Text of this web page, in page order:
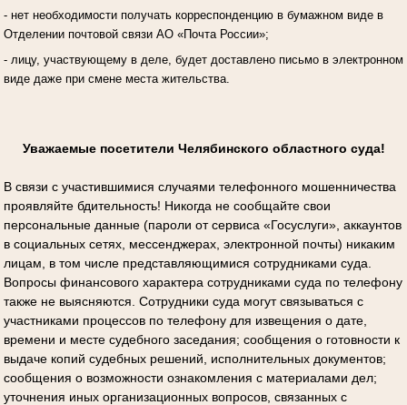
- нет необходимости получать корреспонденцию в бумажном виде в
Отделении почтовой связи АО «Почта России»;
- лицу, участвующему в деле, будет доставлено письмо в электронном
виде даже при смене места жительства.
Уважаемые посетители Челябинского областного суда!
В связи с участившимися случаями телефонного мошенничества
проявляйте бдительность! Никогда не сообщайте свои
персональные данные (пароли от сервиса «Госуслуги», аккаунтов
в социальных сетях, мессенджерах, электронной почты) никаким
лицам, в том числе представляющимися сотрудниками суда.
Вопросы финансового характера сотрудниками суда по телефону
также не выясняются. Сотрудники суда могут связываться с
участниками процессов по телефону для извещения о дате,
времени и месте судебного заседания; сообщения о готовности к
выдаче копий судебных решений, исполнительных документов;
сообщения о возможности ознакомления с материалами дел;
уточнения иных организационных вопросов, связанных с